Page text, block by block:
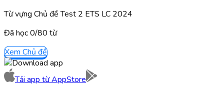
Từ vựng Chủ đề Test 2 ETS LC 2024
Đã học0/80 từ
Xem Chủ đề
Tải app từAppStore